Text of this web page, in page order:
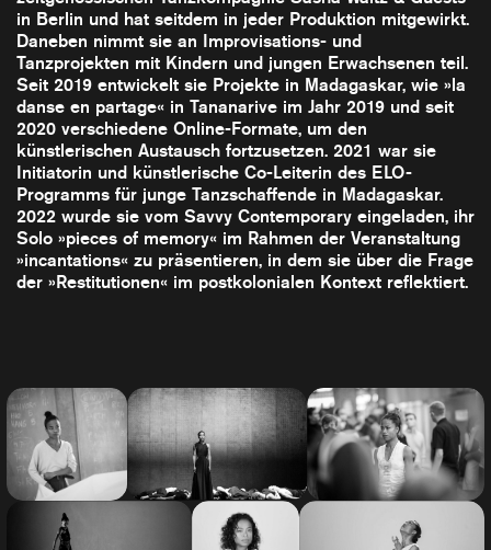
in Berlin und hat seitdem in jeder Produktion mitgewirkt.
Daneben nimmt sie an Improvisations- und
Tanzprojekten mit Kindern und jungen Erwachsenen teil.
Seit 2019 entwickelt sie Projekte in Madagaskar, wie »la
danse en partage« in Tananarive im Jahr 2019 und seit
2020 verschiedene Online-Formate, um den
künstlerischen Austausch fortzusetzen. 2021 war sie
Initiatorin und künstlerische Co-Leiterin des ELO-
Programms für junge Tanzschaffende in Madagaskar.
2022 wurde sie vom Savvy Contemporary eingeladen, ihr
Solo »pieces of memory« im Rahmen der Veranstaltung
»incantations« zu präsentieren, in dem sie über die Frage
der »Restitutionen« im postkolonialen Kontext reflektiert.